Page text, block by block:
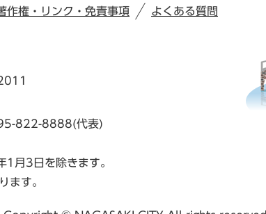
作権・リンク・免責事項 よくある質問
822-8888(代表)
月3日を除きます。
ます。